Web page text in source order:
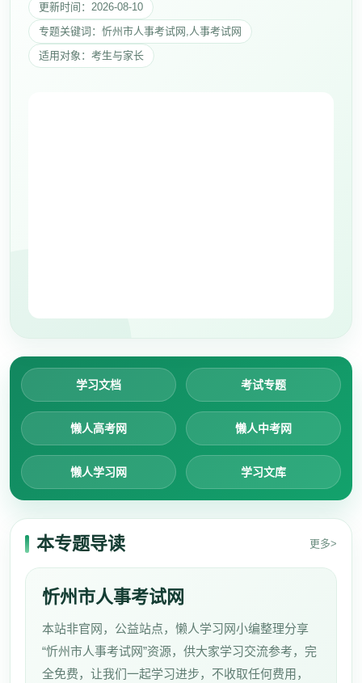
更新时间：2026-08-10
专题关键词：忻州市人事考试网,人事考试网
适用对象：考生与家长
学习文档 考试专题
懒人高考网 懒人中考网
懒人学习网 学习文库
本专题导读 更多>
忻州市人事考试网
本站非官网，公益站点，懒人学习网小编整理分享
“忻州市人事考试网”资源，供大家学习交流参考，完
全免费，让我们一起学习进步，不收取任何费用，